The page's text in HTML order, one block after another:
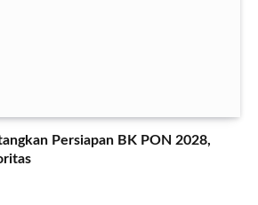
Persiapan BK PON 2028,